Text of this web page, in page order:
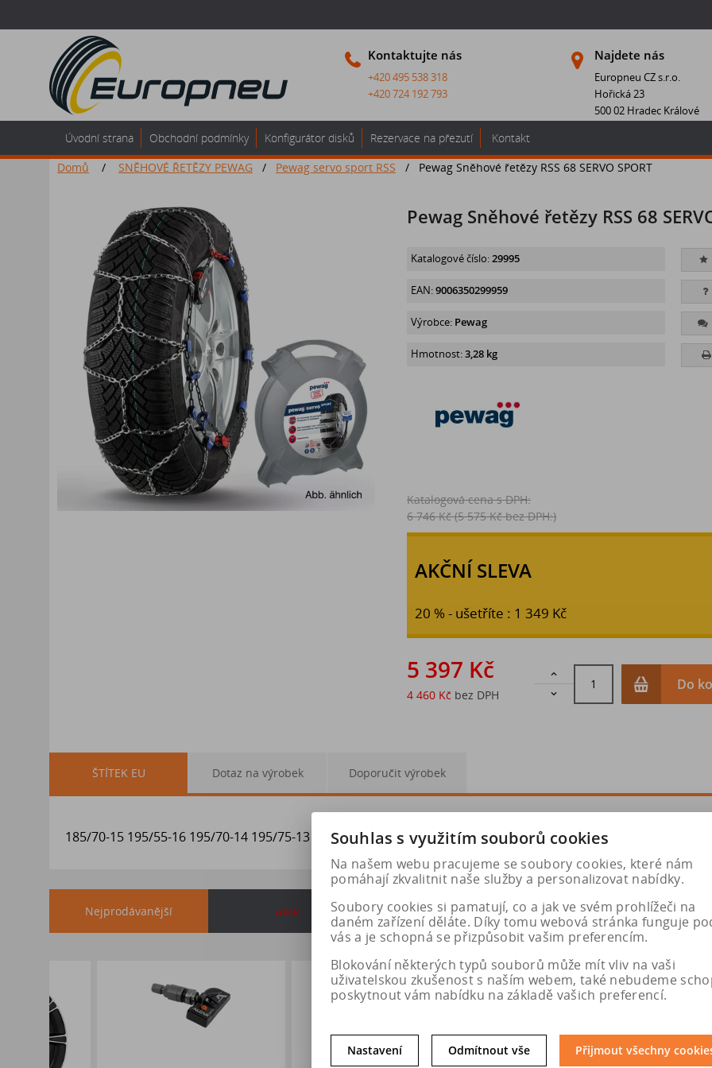
Kontaktujte nás
+420 495 538 318
+420 724 192 793
Najdete nás
Europneu CZ s.r.o.
Hořická 23
500 02 Hradec Králové
Úvodní strana Obchodní podmínky Konfigurátor disků Rezervace na přezutí
Kontakt
Domů
/ SNĚHOVÉ ŘETĚZY PEWAG / Pewag servo sport RSS / Pewag Sněhové řetězy RSS 68 SERVO SPORT
Pewag Sněhové řetězy RSS 68
Katalogové číslo:29995
EAN:9006350299959
Výrobce: Pewag
Hmotnost:3,28 kg
Katalogová cena s DPH:
6 746 Kč (5 575 Kč bez DPH:)
AKČNÍ SLEVA
20 % - ušetříte : 1 349 Kč
5 397 Kč
4 460 Kč bez DPH


Do
ŠTÍTEK EU Dotaz na výrobek Doporučit výrobek
185/70-15 195/55-16 195/70-14 195/75-13 205/40-18 205/45-17 205/55-15 205/50-16 205/65-14 205/70-13
Nejprodávanější akce
Souhlas s využitím souborů cookies
Na našem webu pracujeme se soubory cookies, které nám
pomáhají zkvalitnit naše služby a personalizovat nabídky.
Soubory cookies si pamatují, co a jak ve svém prohlížeči na
daném zařízení děláte. Díky tomu webová stránka funguje
vás a je schopná se přizpůsobit vašim preferencím.
Blokování některých typů souborů může mít vliv na vaši
uživatelskou zkušenost s naším webem, také nebudeme
poskytnout vám nabídku na základě vašich preferencí.
Nastavení Odmítnout vše Přijmout všechny